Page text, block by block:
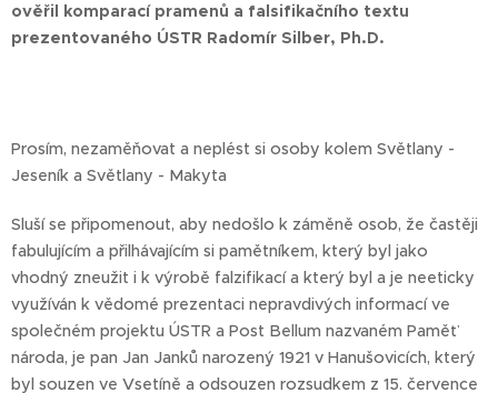
ověřil komparací pramenů a falsifikačního textu
prezentovaného ÚSTR Radomír Silber, Ph.D.
Prosím, nezaměňovat a neplést si osoby kolem Světlany -
Jeseník a Světlany - Makyta
Sluší se připomenout, aby nedošlo k záměně osob, že častěji
fabulujícím a přilhávajícím si pamětníkem, který byl jako
vhodný zneužit i k výrobě falzifikací a který byl a je neeticky
využíván k vědomé prezentaci nepravdivých informací ve
společném projektu ÚSTR a Post Bellum nazvaném Paměť
národa, je pan Jan Janků narozený 1921 v Hanušovicích, který
byl souzen ve Vsetíně a odsouzen rozsudkem z 15. července